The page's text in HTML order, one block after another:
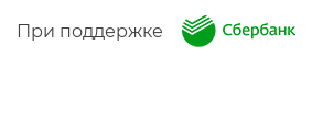
При поддержке